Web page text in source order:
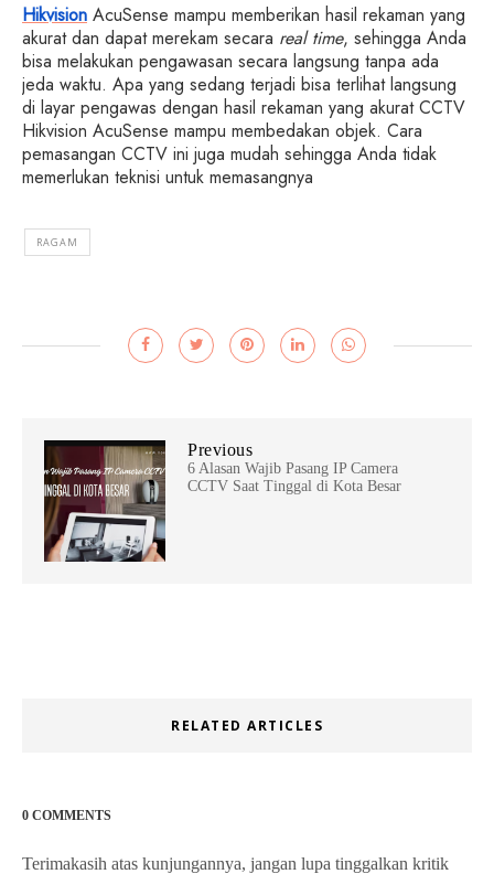
Hikvision AcuSense mampu memberikan hasil rekaman yang
akurat dan dapat merekam secara real time, sehingga Anda
bisa melakukan pengawasan secara langsung tanpa ada
jeda waktu. Apa yang sedang terjadi bisa terlihat langsung
di layar pengawas dengan hasil rekaman yang akurat CCTV
Hikvision AcuSense mampu membedakan objek. Cara
pemasangan CCTV ini juga mudah sehingga Anda tidak
memerlukan teknisi untuk memasangnya
RAGAM
Previous
6 Alasan Wajib Pasang IP Camera
CCTV Saat Tinggal di Kota Besar
RELATED ARTICLES
0 COMMENTS
Terimakasih atas kunjungannya, jangan lupa tinggalkan kritik